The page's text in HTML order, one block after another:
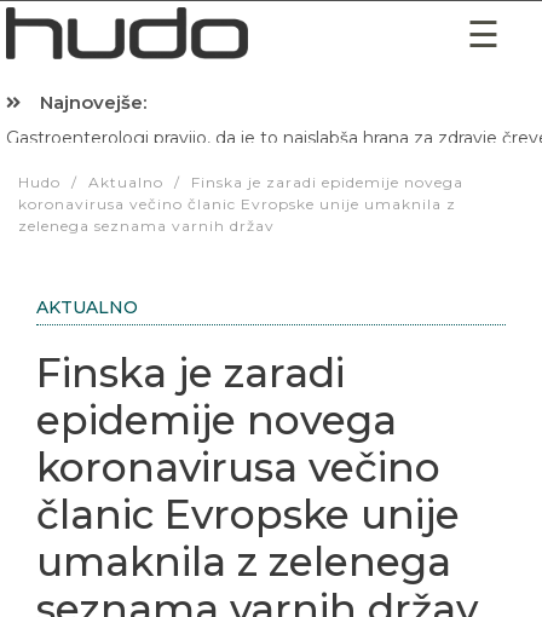
Najnovejše:
Hibernacijska dieta: Zakaj je pred spanjem dobro pojesti žlico
koronavirusa večino članic Evropske unije umaknila z
zelenega seznama varnih držav
Finska je zaradi
epidemije novega
koronavirusa večino
članic Evropske unije
umaknila z zelenega
seznama varnih držav